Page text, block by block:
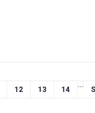
12 13 14
…